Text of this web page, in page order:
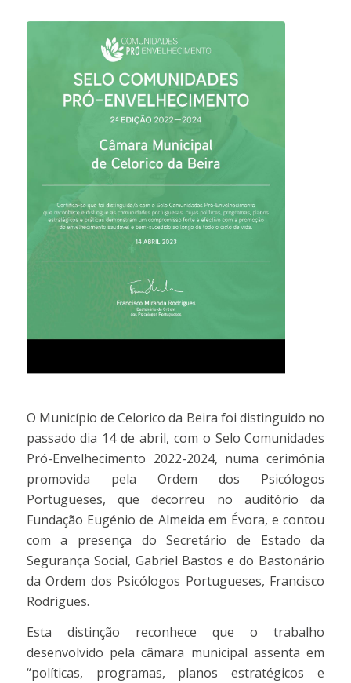
O Município de Celorico da Beira foi distinguido no
passado dia 14 de abril, com o Selo Comunidades
Pró-Envelhecimento 2022-2024, numa cerimónia
promovida pela Ordem dos Psicólogos
Portugueses, que decorreu no auditório da
Fundação Eugénio de Almeida em Évora, e contou
com a presença do Secretário de Estado da
Segurança Social, Gabriel Bastos e do Bastonário
da Ordem dos Psicólogos Portugueses, Francisco
Rodrigues.
Esta distinção reconhece que o trabalho
desenvolvido pela câmara municipal assenta em
“políticas, programas, planos estratégicos e